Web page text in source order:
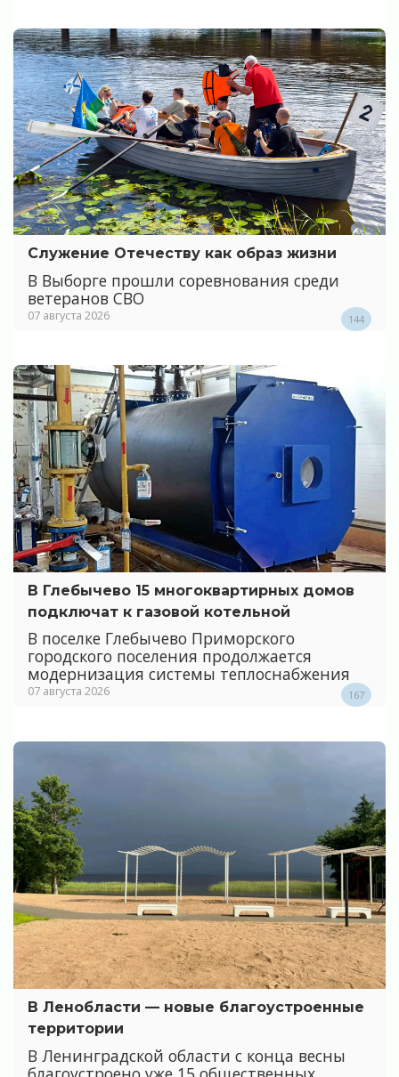
Служение Отечеству как образ жизни
В Выборге прошли соревнования среди
ветеранов СВО
07 августа 2026 144
В Глебычево 15 многоквартирных домов
подключат к газовой котельной
В поселке Глебычево Приморского
городского поселения продолжается
модернизация системы теплоснабжения
07 августа 2026 167
В Ленобласти — новые благоустроенные
территории
В Ленинградской области с конца весны